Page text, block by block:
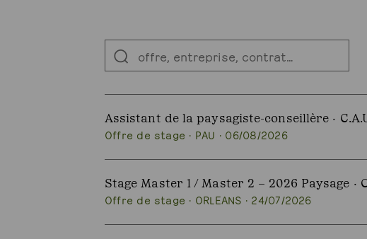
Assistant de la paysagiste-conseillère ·
Offre de stage · PAU · 06/08/2026
Stage Master 1 / Master 2 – 2026 Paysage ·
Offre de stage · ORLEANS · 24/07/2026